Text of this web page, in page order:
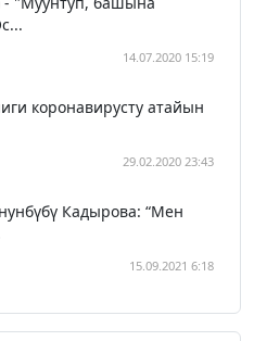
14.07.2020 15:19
коронавирусту атайын
29.02.2020 23:43
Кадырова: “Мен
15.09.2021 6:18